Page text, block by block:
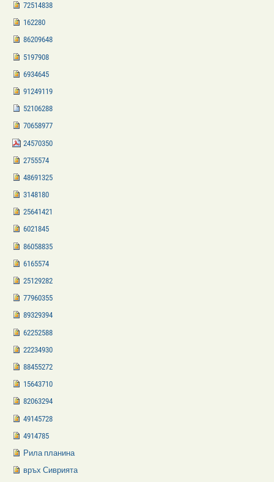
72514838
162280
86209648
5197908
6934645
91249119
52106288
70658977
24570350
2755574
48691325
3148180
25641421
6021845
86058835
6165574
25129282
77960355
89329394
62252588
22234930
88455272
15643710
82063294
49145728
4914785
Рила планина
връх Сиврията